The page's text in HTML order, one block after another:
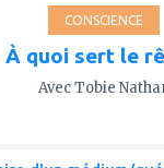
CONSCIENCE
À quoi sert le
Avec Tobie